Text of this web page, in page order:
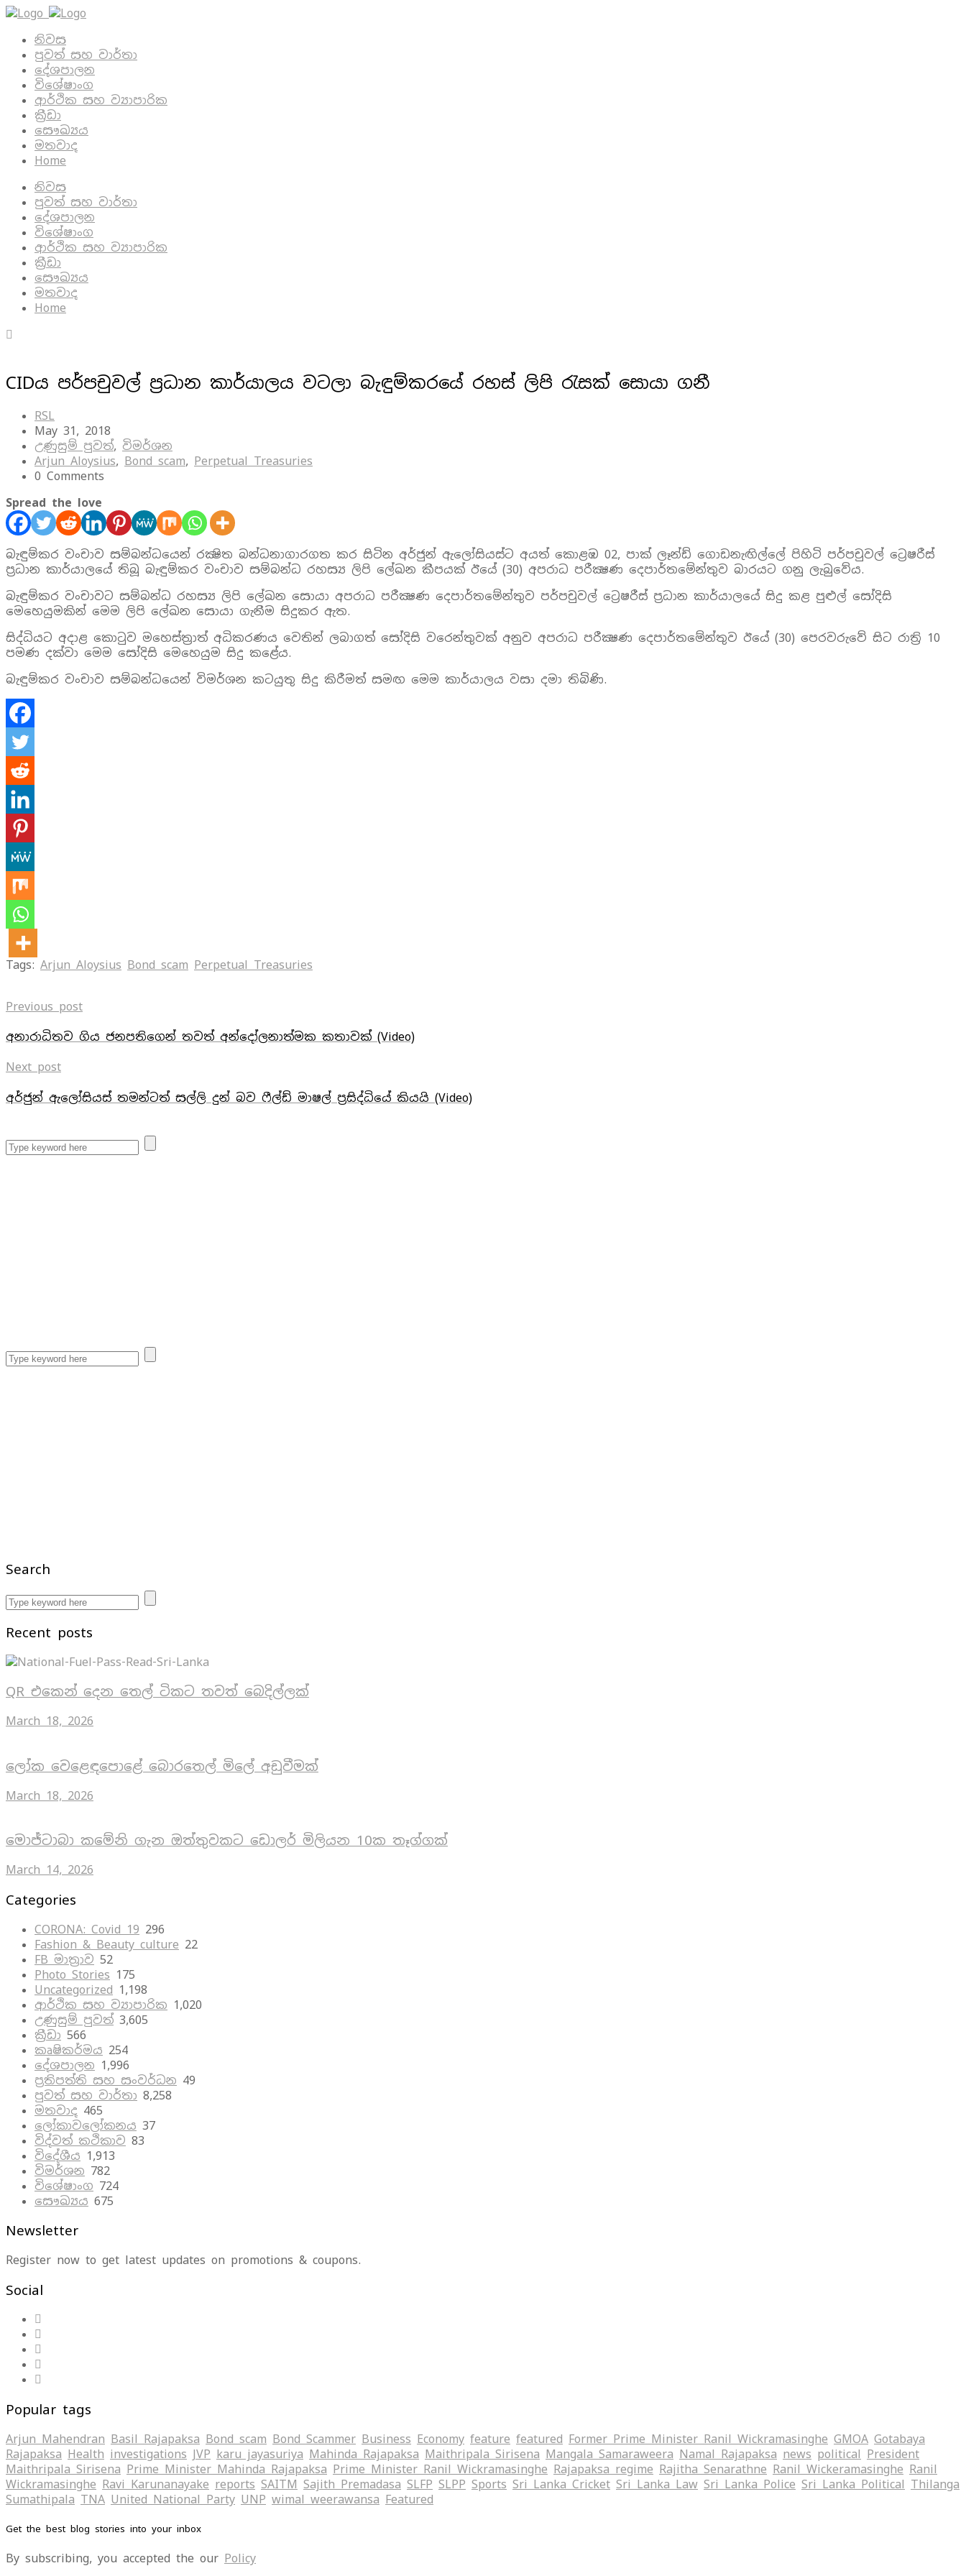
නිවස
පුවත් සහ වාර්තා
දේශපාලන
විශේෂාංග
ආර්ථික සහ ව්‍යාපාරික
ක්‍රීඩා
සෞඛ්‍යය
මතවාද
Home
නිවස
පුවත් සහ වාර්තා
දේශපාලන
විශේෂාංග
ආර්ථික සහ ව්‍යාපාරික
ක්‍රීඩා
සෞඛ්‍යය
මතවාද
Home
CIDය පර්පචුවල් ප්‍රධාන කාර්යාලය වටලා බැඳුම්කරයේ රහස්‌ ලිපි රැසක්‌ සොයා ගනී
RSL
May 31, 2018
උණුසුම් පුවත්, විමර්ශන
Arjun Aloysius, Bond scam, Perpetual Treasuries
0 Comments
Spread the love
බැඳුම්කර වංචාව සම්බන්ධයෙන් රක්‍ෂිත බන්ධනාගාරගත කර සිටින අර්ජුන් ඇලෝසියස්‌ට අයත් කොළඹ 02, පාක්‌ ලෑන්ඩ් ගොඩනැඟිල්ලේ පිහිටි පර්පචුවල් ට්‍රෙෂරීස්‌
ප්‍රධාන කාර්යාලයේ තිබූ බැඳුම්කර වංචාව සම්බන්ධ රහස්‍ය ලිපි ලේඛන කීපයක්‌ ඊයේ (30) අපරාධ පරීක්‍ෂණ දෙපාර්තමේන්තුව බාරයට ගනු ලැබුවේය.
බැඳුම්කර වංචාවට සම්බන්ධ රහස්‍ය ලිපි ලේඛන සොයා අපරාධ පරීක්‍ෂණ දෙපාර්තමේන්තුව පර්පචුවල් ට්‍රෙෂරීස්‌ ප්‍රධාන කාර්යාලයේ සිදු කළ පුළුල් සෝදිසි
මෙහෙයුමකින් මෙම ලිපි ලේඛන සොයා ගැනීම සිදුකර ඇත.
සිද්ධියට අදාළ කොටුව මහෙස්‌ත්‍රාත් අධිකරණය වෙතින් ලබාගත් සෝදිසි වරෙන්තුවක්‌ අනුව අපරාධ පරීක්‍ෂණ දෙපාර්තමේන්තුව ඊයේ (30) පෙරවරුවේ සිට රාත්‍රි 10
පමණ දක්‌වා මෙම සෝදිසි මෙහෙයුම සිදු කළේය.
බැඳුම්කර වංචාව සම්බන්ධයෙන් විමර්ශන කටයුතු සිදු කිරීමත් සමඟ මෙම කාර්යාලය වසා දමා තිබිණි.
Tags: Arjun Aloysius Bond scam Perpetual Treasuries
Previous post
අනාරාධිතව ගිය ජනපතිගෙන් තවත් අන්දෝලනාත්මක කතාවක් (Video)
Next post
අර්ජුන් ඇලෝසියස්‌ තමන්ටත් සල්ලි දුන් බව ෆීල්ඩ් මාෂල් ප්‍රසිද්ධියේ කියයි (Video)
Search
Recent posts
QR එකෙන් දෙන තෙල් ටිකට තවත් බෙදිල්ලක්
March 18, 2026
ලෝක වෙළෙඳපොළේ බොරතෙල් මිලේ අඩුවීමක්
March 18, 2026
මොජ්ටාබා කමේනි ගැන ඔත්තුවකට ඩොලර් මිලියන 10ක තෑග්ගක්
March 14, 2026
Categories
CORONA: Covid 19 296
Fashion & Beauty culture 22
FB මාත්‍රාව 52
Photo Stories 175
Uncategorized 1,198
ආර්ථික සහ ව්‍යාපාරික 1,020
උණුසුම් පුවත් 3,605
ක්‍රීඩා 566
කෘෂිකර්මය 254
දේශපාලන 1,996
ප්‍රතිපත්ති සහ සංවර්ධන 49
පුවත් සහ වාර්තා 8,258
මතවාද 465
ලෝකාවලෝකනය 37
විද්වත් කථිකාව 83
විදේශීය 1,913
විමර්ශන 782
විශේෂාංග 724
සෞඛ්‍යය 675
Newsletter
Register now to get latest updates on promotions & coupons.
Social
Popular tags
Arjun Mahendran Basil Rajapaksa Bond scam Bond Scammer Business Economy feature featured Former Prime Minister Ranil Wickramasinghe GMOA Gotabaya
Rajapaksa Health investigations JVP karu jayasuriya Mahinda Rajapaksa Maithripala Sirisena Mangala Samaraweera Namal Rajapaksa news political President
Maithripala Sirisena Prime Minister Mahinda Rajapaksa Prime Minister Ranil Wickramasinghe Rajapaksa regime Rajitha Senarathne Ranil Wickeramasinghe Ranil
Wickramasinghe Ravi Karunanayake reports SAITM Sajith Premadasa SLFP SLPP Sports Sri Lanka Cricket Sri Lanka Law Sri Lanka Police Sri Lanka Political Thilanga
Sumathipala TNA United National Party UNP wimal weerawansa ‍Featured
Get the best blog stories into your inbox
By subscribing, you accepted the our Policy